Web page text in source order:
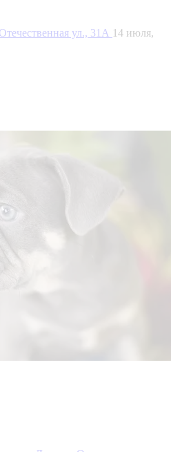
ул., 31А 14 июля,